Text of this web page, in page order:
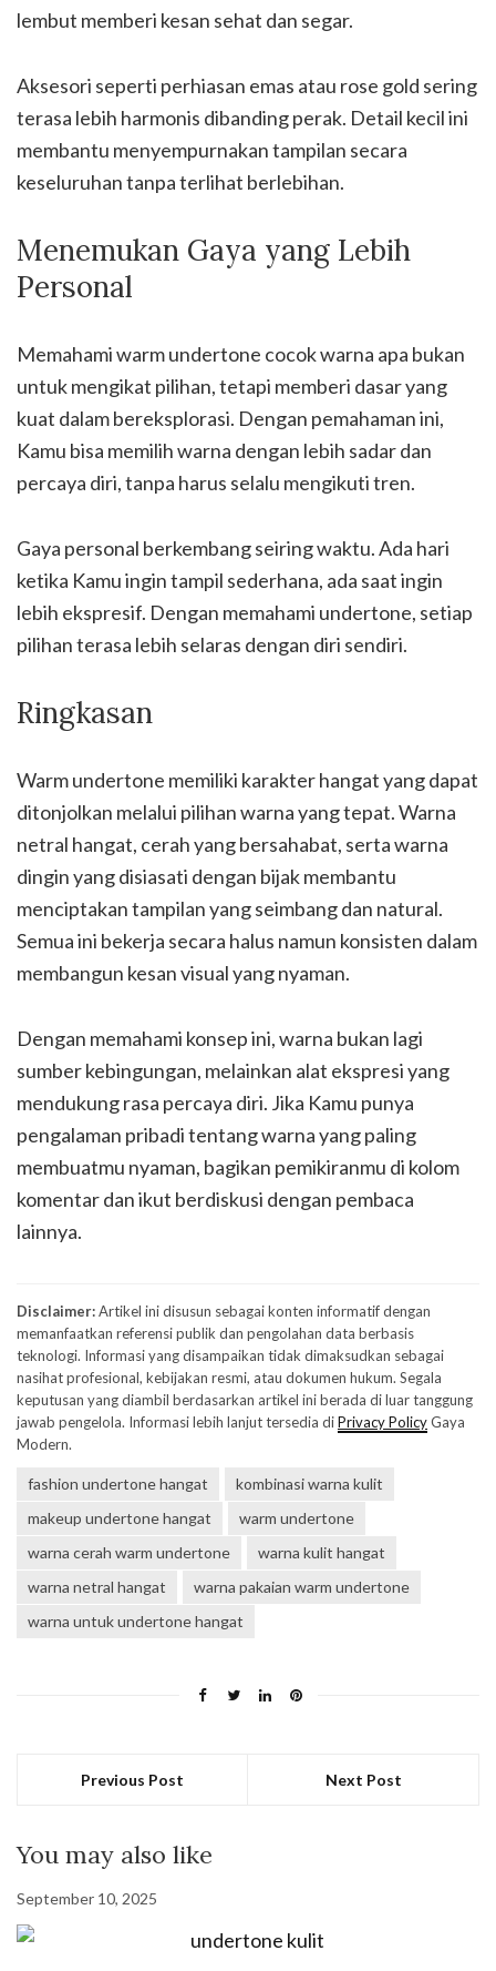
lembut memberi kesan sehat dan segar.
Aksesori seperti perhiasan emas atau rose gold sering
terasa lebih harmonis dibanding perak. Detail kecil ini
membantu menyempurnakan tampilan secara
keseluruhan tanpa terlihat berlebihan.
Menemukan Gaya yang Lebih
Personal
Memahami warm undertone cocok warna apa bukan
untuk mengikat pilihan, tetapi memberi dasar yang
kuat dalam bereksplorasi. Dengan pemahaman ini,
Kamu bisa memilih warna dengan lebih sadar dan
percaya diri, tanpa harus selalu mengikuti tren.
Gaya personal berkembang seiring waktu. Ada hari
ketika Kamu ingin tampil sederhana, ada saat ingin
lebih ekspresif. Dengan memahami undertone, setiap
pilihan terasa lebih selaras dengan diri sendiri.
Ringkasan
Warm undertone memiliki karakter hangat yang dapat
ditonjolkan melalui pilihan warna yang tepat. Warna
netral hangat, cerah yang bersahabat, serta warna
dingin yang disiasati dengan bijak membantu
menciptakan tampilan yang seimbang dan natural.
Semua ini bekerja secara halus namun konsisten dalam
membangun kesan visual yang nyaman.
Dengan memahami konsep ini, warna bukan lagi
sumber kebingungan, melainkan alat ekspresi yang
mendukung rasa percaya diri. Jika Kamu punya
pengalaman pribadi tentang warna yang paling
membuatmu nyaman, bagikan pemikiranmu di kolom
komentar dan ikut berdiskusi dengan pembaca
lainnya.
Disclaimer:Artikel ini disusun sebagai konten informatif dengan
memanfaatkan referensi publik dan pengolahan data berbasis
teknologi. Informasi yang disampaikan tidak dimaksudkan sebagai
nasihat profesional, kebijakan resmi, atau dokumen hukum. Segala
keputusan yang diambil berdasarkan artikel ini berada di luar tanggung
jawab pengelola. Informasi lebih lanjut tersedia diPrivacy PolicyGaya
Modern.
fashion undertone hangat
kombinasi warna kulit
makeup undertone hangat
warm undertone
warna cerah warm undertone
warna kulit hangat
warna netral hangat
warna pakaian warm undertone
warna untuk undertone hangat
Previous Post Next Post
You may also like
September 10, 2025